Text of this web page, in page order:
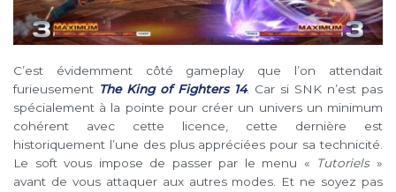
C’est évidemment côté gameplay que l’on attendait
furieusement The King of Fighters 14. Car si SNK n’est pas
spécialement à la pointe pour créer un univers un minimum
cohérent avec cette licence, cette dernière est
historiquement l’une des plus appréciées pour sa technicité.
Le soft vous impose de passer par le menu « Tutoriels»
avant de vous attaquer aux autres modes. Et ne soyez pas